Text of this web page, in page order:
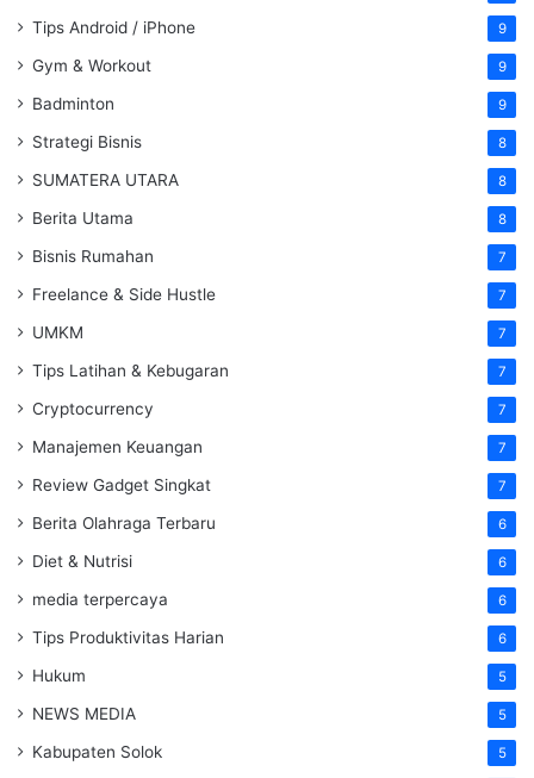
Tips Android / iPhone 9
Gym & Workout 9
Badminton 9
Strategi Bisnis 8
SUMATERA UTARA 8
Berita Utama 8
Bisnis Rumahan 7
Freelance & Side Hustle 7
UMKM 7
Tips Latihan & Kebugaran 7
Cryptocurrency 7
Manajemen Keuangan 7
Review Gadget Singkat 7
Berita Olahraga Terbaru 6
Diet & Nutrisi 6
media terpercaya 6
Tips Produktivitas Harian 6
Hukum 5
NEWS MEDIA 5
Kabupaten Solok 5